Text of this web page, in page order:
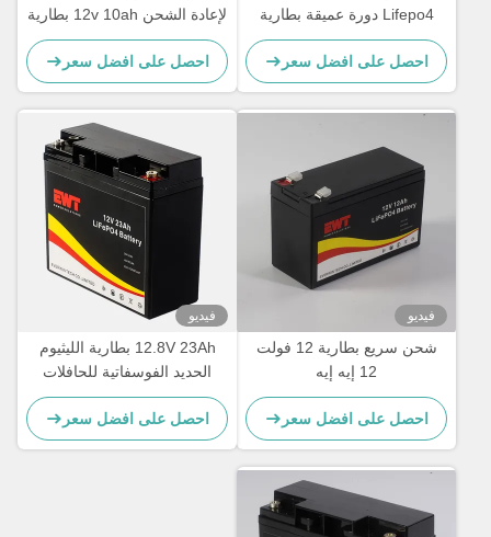
Lifepo4 دورة عميقة بطارية
الليثيوم الحديد الفوسفات
احصل على افضل سعر
لإعادة الشحن 12v 10ah بطارية
الليثيوم الحديدي الفوسفاتية
للبيكسل الكهربائي
احصل على افضل سعر
فيديو
شحن سريع بطارية 12 فولت
12 إيه إيه
احصل على افضل سعر
فيديو
12.8V 23Ah بطارية الليثيوم
الحديد الفوسفاتية للحافلات
الكهربائية
احصل على افضل سعر